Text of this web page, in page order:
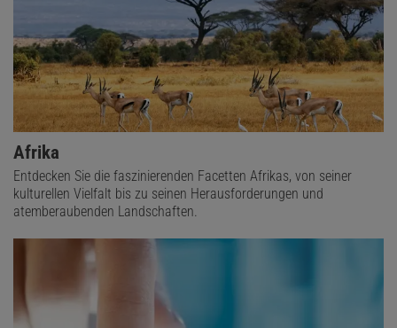
Afrika
Entdecken Sie die faszinierenden Facetten Afrikas, von seiner
kulturellen Vielfalt bis zu seinen Herausforderungen und
atemberaubenden Landschaften.